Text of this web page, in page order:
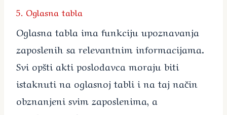
5. Oglasna tabla
Oglasna tabla ima funkciju upoznavanja
zaposlenih sa relevantnim informacijama.
Svi opšti akti poslodavca moraju biti
istaknuti na oglasnoj tabli i na taj način
obznanjeni svim zaposlenima, a